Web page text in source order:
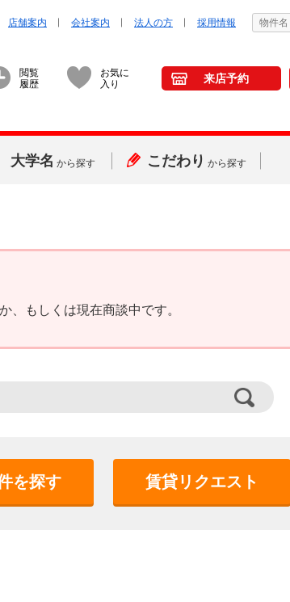
店舗案内 会社案内 法人の方 採用情報
閲覧
履歴
お気に
入り
来店予約
大学名 から探す こだわり から探す
、もしくは現在商談中です。
を探す 賃貸リクエスト